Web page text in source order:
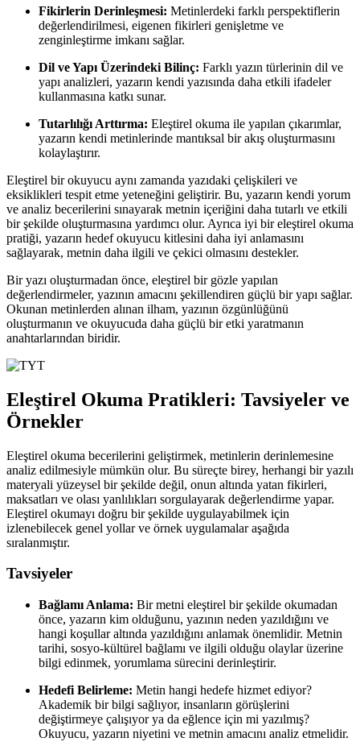
Fikirlerin Derinleşmesi: Metinlerdeki farklı perspektiflerin
değerlendirilmesi, eigenen fikirleri genişletme ve
zenginleştirme imkanı sağlar.
Dil ve Yapı Üzerindeki Bilinç: Farklı yazın türlerinin dil ve
yapı analizleri, yazarın kendi yazısında daha etkili ifadeler
kullanmasına katkı sunar.
Tutarlılığı Arttırma: Eleştirel okuma ile yapılan çıkarımlar,
yazarın kendi metinlerinde mantıksal bir akış oluşturmasını
kolaylaştırır.
Eleştirel bir okuyucu aynı zamanda yazıdaki çelişkileri ve
eksiklikleri tespit etme yeteneğini geliştirir. Bu, yazarın kendi yorum
ve analiz becerilerini sınayarak metnin içeriğini daha tutarlı ve etkili
bir şekilde oluşturmasına yardımcı olur. Ayrıca iyi bir eleştirel okuma
pratiği, yazarın hedef okuyucu kitlesini daha iyi anlamasını
sağlayarak, metnin daha ilgili ve çekici olmasını destekler.
Bir yazı oluşturmadan önce, eleştirel bir gözle yapılan
değerlendirmeler, yazının amacını şekillendiren güçlü bir yapı sağlar.
Okunan metinlerden alınan ilham, yazının özgünlüğünü
oluşturmanın ve okuyucuda daha güçlü bir etki yaratmanın
anahtarlarından biridir.
Eleştirel Okuma Pratikleri: Tavsiyeler ve
Örnekler
Eleştirel okuma becerilerini geliştirmek, metinlerin derinlemesine
analiz edilmesiyle mümkün olur. Bu süreçte birey, herhangi bir yazılı
materyali yüzeysel bir şekilde değil, onun altında yatan fikirleri,
maksatları ve olası yanlılıkları sorgulayarak değerlendirme yapar.
Eleştirel okumayı doğru bir şekilde uygulayabilmek için
izlenebilecek genel yollar ve örnek uygulamalar aşağıda
sıralanmıştır.
Tavsiyeler
Bağlamı Anlama: Bir metni eleştirel bir şekilde okumadan
önce, yazarın kim olduğunu, yazının neden yazıldığını ve
hangi koşullar altında yazıldığını anlamak önemlidir. Metnin
tarihi, sosyo-kültürel bağlamı ve ilgili olduğu olaylar üzerine
bilgi edinmek, yorumlama sürecini derinleştirir.
Hedefi Belirleme: Metin hangi hedefe hizmet ediyor?
Akademik bir bilgi sağlıyor, insanların görüşlerini
değiştirmeye çalışıyor ya da eğlence için mi yazılmış?
Okuyucu, yazarın niyetini ve metnin amacını analiz etmelidir.